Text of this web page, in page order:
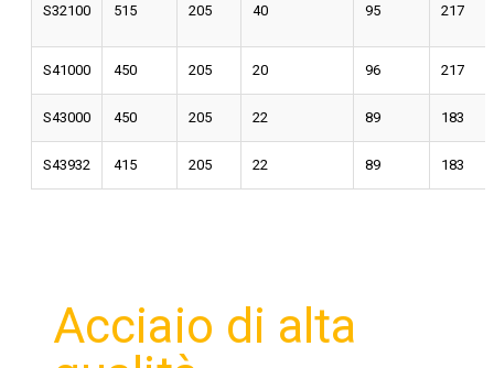
S32100 515 205 40 95 217
S41000 450 205 20 96 217
S43000 450 205 22 89 183
S43932 415 205 22 89 183
Acciaio di alta